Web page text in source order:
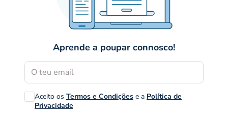
Aprende a poupar connosco!
Aceito os Termos e Condições e a Política de
Privacidade